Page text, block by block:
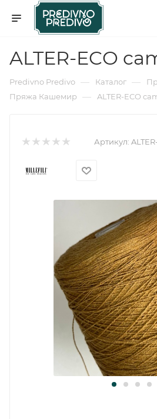
ALTER-ECO
Predivno Predivo — Каталог —
Пряжа Кашемир — ALTER-ECO
Артикул: